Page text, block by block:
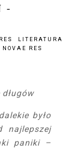
-
LITERATURA
NOVAE RES
było
najlepszej
paniki –